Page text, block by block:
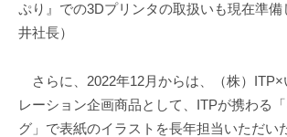
ぷり』での3Dプリンタの取扱いも現在準
井社長）
さらに、2022年12月からは、（株）ITP×
レーション企画商品として、ITPが携わる
グ」で表紙のイラストを長年担当いただい